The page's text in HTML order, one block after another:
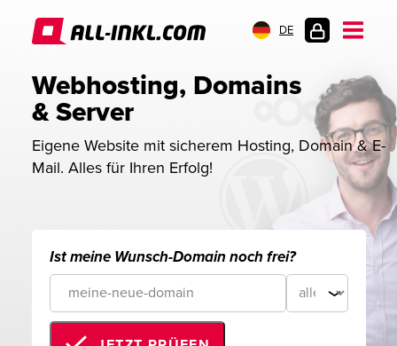
DE
Webhosting, Domains
& Server
Eigene Website mit sicherem Hosting, Domain & E-
Mail. Alles für Ihren Erfolg!
Ist meine Wunsch-Domain noch frei?